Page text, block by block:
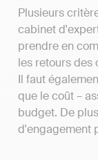
Plusieurs
cabinet
prendre en
les retours des
Il faut
que le coût –
budget. De
d'engagement